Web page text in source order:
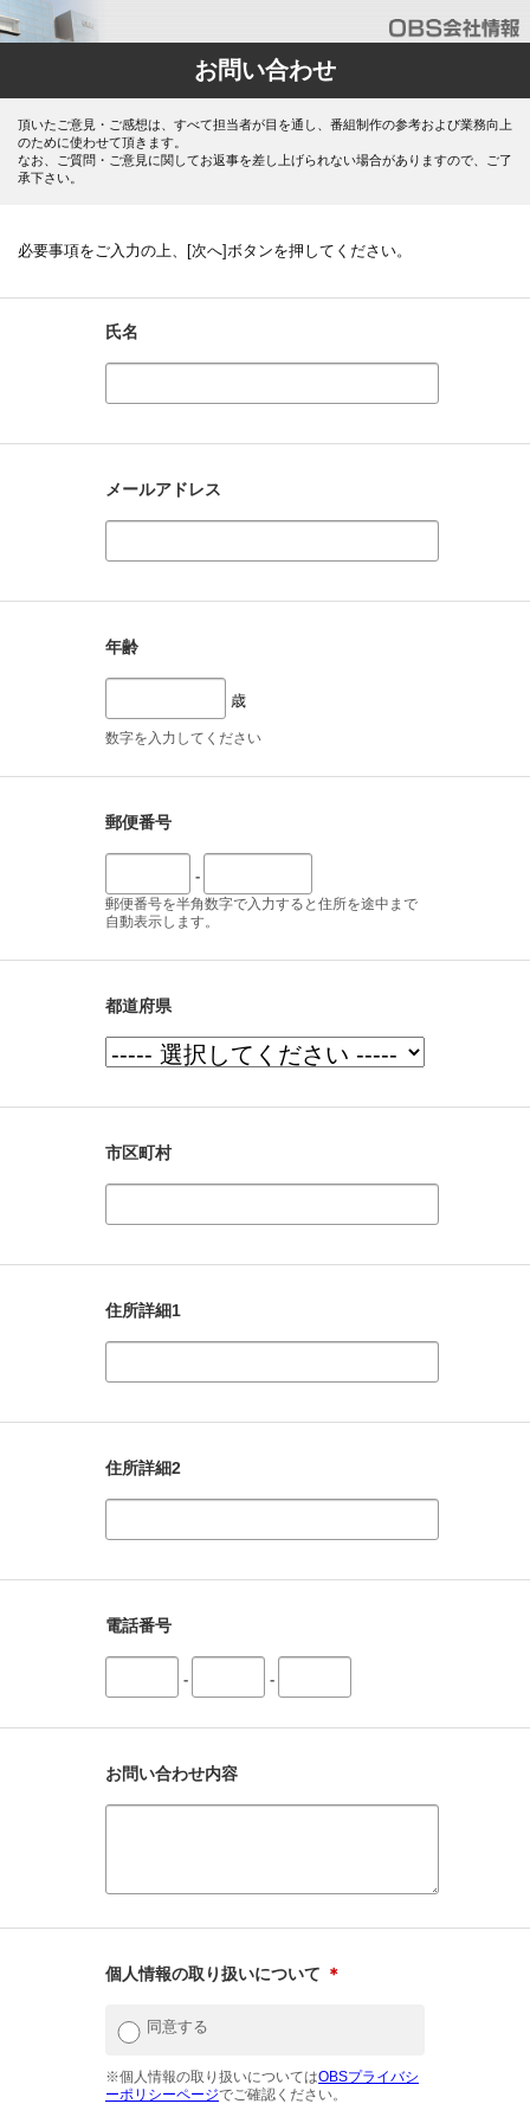
お問い合わせ
頂いたご意見・ご感想は、すべて担当者が目を通し、番組制作の参考および業務向上
のために使わせて頂きます。
なお、ご質問・ご意見に関してお返事を差し上げられない場合がありますので、ご了
承下さい。
必要事項をご入力の上、[次へ]ボタンを押してください。
氏名
メールアドレス
年齢
歳
数字を入力してください
郵便番号
-
郵便番号を半角数字で入力すると住所を途中まで
自動表示します。
都道府県
市区町村
住所詳細1
住所詳細2
電話番号
- -
お問い合わせ内容
個人情報の取り扱いについて ＊
同意する
※個人情報の取り扱いについてはOBSプライバシ
ーポリシーページでご確認ください。